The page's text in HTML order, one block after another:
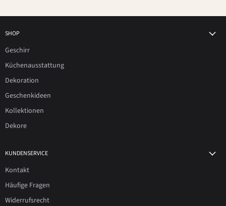
SHOP
Geschirr
Küchenausstattung
Dekoration
Geschenkideen
Kollektionen
Dekore
KUNDENSERVICE
Kontakt
Häufige Fragen
Widerrufsrecht